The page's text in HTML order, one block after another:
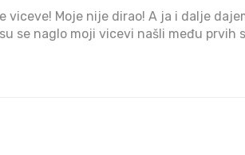
viceve! Moje nije dirao! A ja i dalje
se naglo moji vicevi našli među prvih